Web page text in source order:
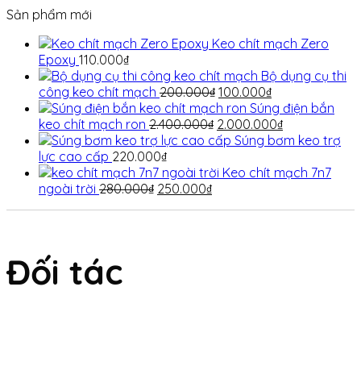
Sản phẩm mới
Keo chít mạch Zero
Epoxy 110.000₫
Bộ dụng cụ thi
công keo chít mạch 200.000₫ Giá
gốc
là:
200.000₫.
100.000₫Giá
hiện
tại
là:
Súng điện bắn
keo chít mạch ron 2.400.000₫ Giá
gốc
2.400.000₫.
2.000.000₫Giá
hiện
là:
Súng bơm keo trợ
lực cao cấp 220.000₫
Keo chít mạch 7n7
ngoài trời 280.000₫ Giá
250.000₫Giá
Đối tác